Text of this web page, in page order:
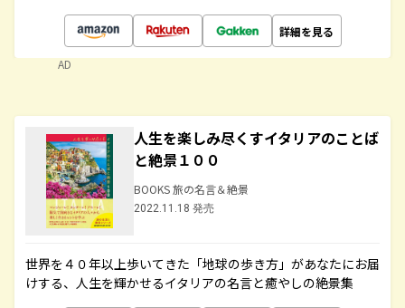
詳細を見る
AD
人生を楽しみ尽くすイタリアのことば
と絶景１００
BOOKS 旅の名言＆絶景
2022.11.18 発売
世界を４０年以上歩いてきた「地球の歩き方」があなたにお届
けする、人生を輝かせるイタリアの名言と癒やしの絶景集